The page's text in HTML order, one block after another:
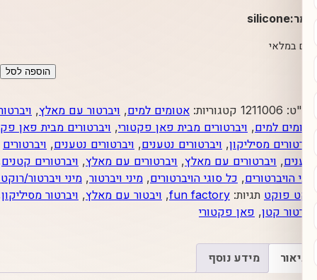
כמות
LADY
BI
נטען
סגול
מבית
פאן
פקטורי
הוספה לסל
קטגוריות:אטומים למים,ויברטור עם מאלץ, ויברטורים
,ויברטורים מבית פאן פקטורי ,ויברטורים מבית פאן פקטורי
מסיליקון,ויברטורים נטענים ,ויברטורים נטענים ,ויברטורים
ויברטורים עם מאלץ, ויברטורים עם מאלץ, ויברטורים קטנים, כל
,כל סוגי הויברטורים,מיני ויברטור ,מיני ויברטור/רוקט פוקט,
תגיות:fun factory
,ויבטור עם מאלץ, ויברטור מסיליקון,
קטן,פאן פקטורי
מידע נוסף